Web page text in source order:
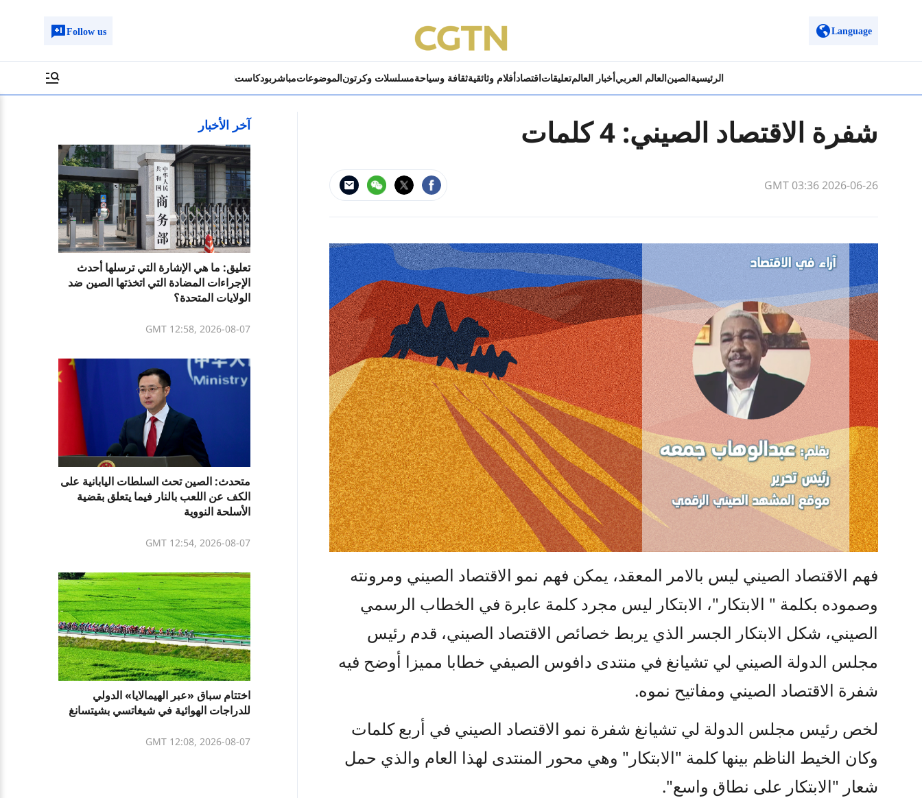
Language
Follow us
الرئيسية الصين العالم العربي أخبار العالمتعليقات اقتصاد أفلام وثائقيةثقافة وسياحةمسلسلات وكرتون الموضوعاتمباشربودكاست
شفرة الاقتصاد الصيني: 4 كلمات
GMT 03:36 2026-06-26
فهم الاقتصاد الصيني ليس بالامر المعقد، يمكن فهم نمو الاقتصاد الصيني ومرونته
وصموده بكلمة " الابتكار"، الابتكار ليس مجرد كلمة عابرة في الخطاب الرسمي
الصيني، شكل الابتكار الجسر الذي يربط خصائص الاقتصاد الصيني، قدم رئيس
مجلس الدولة الصيني لي تشيانغ في منتدى دافوس الصيفي خطابا مميزا أوضح فيه
شفرة الاقتصاد الصيني ومفاتيح نموه.
لخص رئيس مجلس الدولة لي تشيانغ شفرة نمو الاقتصاد الصيني في أربع كلمات
وكان الخيط الناظم بينها كلمة "الابتكار" وهي محور المنتدى لهذا العام والذي حمل
شعار "الابتكار على نطاق واسع".
آخر الأخبار
تعليق: ما هي الإشارة التي ترسلها أحدث
الإجراءات المضادة التي اتخذتها الصين ضد
الولايات المتحدة؟
GMT 12:58, 2026-08-07
متحدث: الصين تحث السلطات اليابانية على
الكف عن اللعب بالنار فيما يتعلق بقضية
الأسلحة النووية
GMT 12:54, 2026-08-07
اختتام سباق «عبر الهيمالايا» الدولي
للدراجات الهوائية في شيغاتسي بشيتسانغ
GMT 12:08, 2026-08-07